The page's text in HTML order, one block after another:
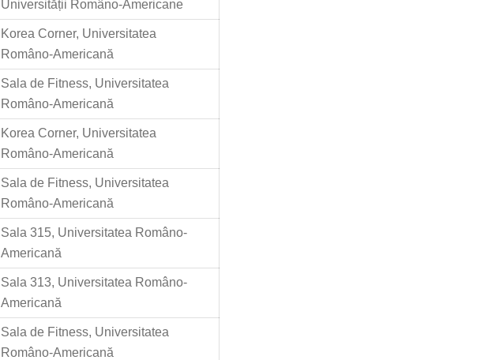
Universității Româno-Americane
Korea Corner, Universitatea
Româno-Americană
Sala de Fitness, Universitatea
Româno-Americană
Korea Corner, Universitatea
Româno-Americană
Sala de Fitness, Universitatea
Româno-Americană
Sala 315, Universitatea Româno-
Americană
Sala 313, Universitatea Româno-
Americană
Sala de Fitness, Universitatea
Româno-Americană